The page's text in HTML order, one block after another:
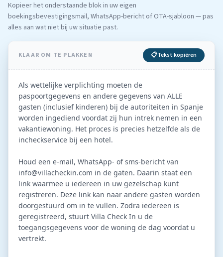
Kopieer het onderstaande blok in uw eigen
boekingsbevestigingsmail, WhatsApp-bericht of OTA-sjabloon — pas
alles aan wat niet bij uw situatie past.
KLAAR OM TE PLAKKEN 📋Tekst kopiëren
Als wettelijke verplichting moeten de
paspoortgegevens en andere gegevens van ALLE
gasten (inclusief kinderen) bij de autoriteiten in Spanje
worden ingediend voordat zij hun intrek nemen in een
vakantiewoning. Het proces is precies hetzelfde als de
incheckservice bij een hotel.
info@villacheckin.com in de gaten. Daarin staat een
link waarmee u iedereen in uw gezelschap kunt
registreren. Deze link kan naar andere gasten worden
doorgestuurd om in te vullen. Zodra iedereen is
geregistreerd, stuurt Villa Check In u de
toegangsgegevens voor de woning de dag voordat u
vertrekt.